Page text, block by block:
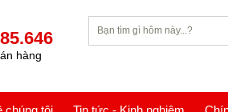
hàng